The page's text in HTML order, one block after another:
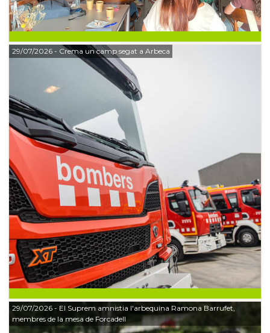
29/07/2026- Crema un camp segat a Arbeca
29/07/2026- El Suprem amnistia l'arbequina Ramona Barrufet,
membres de la mesa de Forcadell